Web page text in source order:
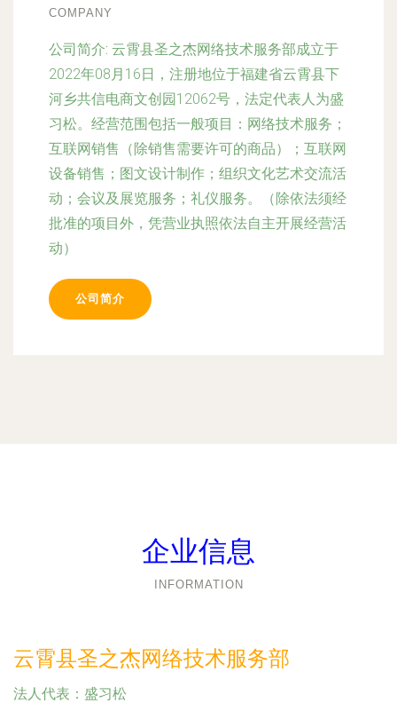
COMPANY
公司简介: 云霄县圣之杰网络技术服务部成立于
2022年08月16日，注册地位于福建省云霄县下
河乡共信电商文创园12062号，法定代表人为盛
习松。经营范围包括一般项目：网络技术服务；
互联网销售（除销售需要许可的商品）；互联网
设备销售；图文设计制作；组织文化艺术交流活
动；会议及展览服务；礼仪服务。（除依法须经
批准的项目外，凭营业执照依法自主开展经营活
动）
公司简介
企业信息
INFORMATION
云霄县圣之杰网络技术服务部
法人代表： 盛习松